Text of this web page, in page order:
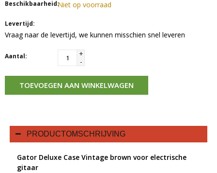
Beschikbaarheid:Niet op voorraad
Levertijd:
Vraag naar de levertijd, we kunnen misschien snel leveren
Aantal:
+
-
TOEVOEGEN AAN WINKELWAGEN
PRODUCTOMSCHRIJVING
Gator Deluxe Case Vintage brown voor electrische
gitaar